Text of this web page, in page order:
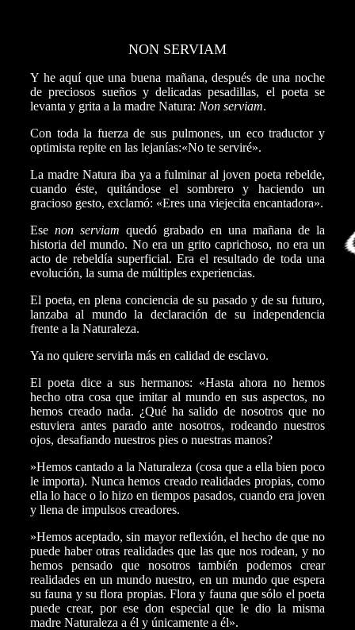
NON SERVIAM
Y he aquí que una buena mañana, después de una noche
de preciosos sueños y delicadas pesadillas, el poeta se
levanta y grita a la madre Natura: Non serviam.
Con toda la fuerza de sus pulmones, un eco traductor y
optimista repite en las lejanías:«No te serviré».
La madre Natura iba ya a fulminar al joven poeta rebelde,
cuando éste, quitándose el sombrero y haciendo un
gracioso gesto, exclamó: «Eres una viejecita encantadora».
Ese non serviam quedó grabado en una mañana de la
historia del mundo. No era un grito caprichoso, no era un
acto de rebeldía superficial. Era el resultado de toda una
evolución, la suma de múltiples experiencias.
El poeta, en plena conciencia de su pasado y de su futuro,
lanzaba al mundo la declaración de su independencia
frente a la Naturaleza.
Ya no quiere servirla más en calidad de esclavo.
El poeta dice a sus hermanos: «Hasta ahora no hemos
hecho otra cosa que imitar al mundo en sus aspectos, no
hemos creado nada. ¿Qué ha salido de nosotros que no
estuviera antes parado ante nosotros, rodeando nuestros
ojos, desafiando nuestros pies o nuestras manos?
»Hemos cantado a la Naturaleza (cosa que a ella bien poco
le importa). Nunca hemos creado realidades propias, como
ella lo hace o lo hizo en tiempos pasados, cuando era joven
y llena de impulsos creadores.
»Hemos aceptado, sin mayor reflexión, el hecho de que no
puede haber otras realidades que las que nos rodean, y no
hemos pensado que nosotros también podemos crear
realidades en un mundo nuestro, en un mundo que espera
su fauna y su flora propias. Flora y fauna que sólo el poeta
puede crear, por ese don especial que le dio la misma
madre Naturaleza a él y únicamente a él».